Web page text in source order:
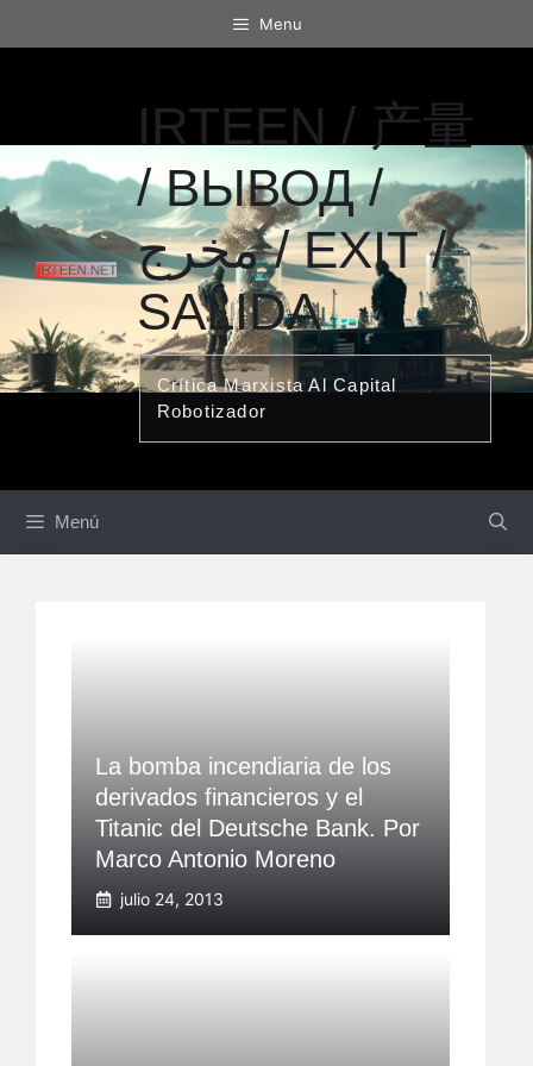
al
Menu
IRTEEN / 产量
/ ВЫВОД /
مخرج / EXIT /
SALIDA
Crítica Marxista Al Capital
Robotizador
Menú
La bomba incendiaria de los
derivados financieros y el
Titanic del Deutsche Bank. Por
Marco Antonio Moreno
julio 24, 2013